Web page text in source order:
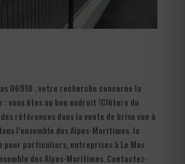
06910 , votre recherche concerne la
: vous êtes au bon endroit !Clôture du
références dans la vente de brise vue à
l’ensemble des Alpes-Maritimes. la
pour particuliers, entreprises à Le Mas
des Alpes-Maritimes. Contactez-